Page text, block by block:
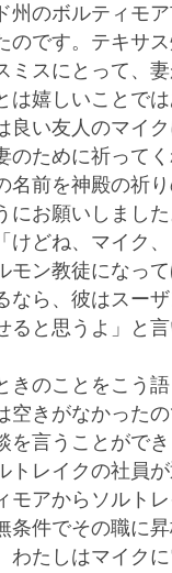
州のボルティモ
のです。テキサ
ミスにとって、
は嬉しいことで
良い友人のマイ
のために祈ってく
名前を神殿の祈
にお願いしまし
けどね、マイク
モン教徒になっ
なら、彼はスー
ると思うよ」と言
きのことをこう
空きがなかったの
を言うことがで
トレイクの社員
モアからソルト
条件でその職に
わたしはマイクに